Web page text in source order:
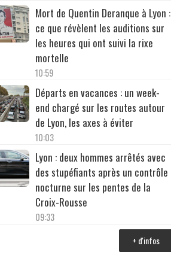
Mort de Quentin Deranque à Lyon :
ce que révèlent les auditions sur
les heures qui ont suivi la rixe
mortelle
10:59
Départs en vacances : un week-
end chargé sur les routes autour
de Lyon, les axes à éviter
10:03
Lyon : deux hommes arrêtés avec
des stupéfiants après un contrôle
nocturne sur les pentes de la
Croix-Rousse
09:33
+ d'infos